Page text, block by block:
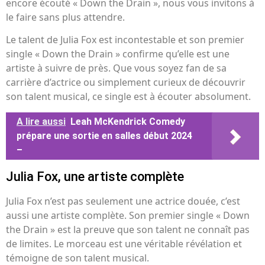
encore écouté « Down the Drain », nous vous invitons à
le faire sans plus attendre.
Le talent de Julia Fox est incontestable et son premier
single « Down the Drain » confirme qu’elle est une
artiste à suivre de près. Que vous soyez fan de sa
carrière d’actrice ou simplement curieux de découvrir
son talent musical, ce single est à écouter absolument.
A lire aussi Leah McKendrick Comedy
prépare une sortie en salles début 2024
–
Julia Fox, une artiste complète
Julia Fox n’est pas seulement une actrice douée, c’est
aussi une artiste complète. Son premier single « Down
the Drain » est la preuve que son talent ne connaît pas
de limites. Le morceau est une véritable révélation et
témoigne de son talent musical.